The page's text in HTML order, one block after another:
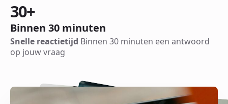
30+
Binnen 30 minuten
Snelle reactietijd Binnen 30 minuten een antwoord
op jouw vraag